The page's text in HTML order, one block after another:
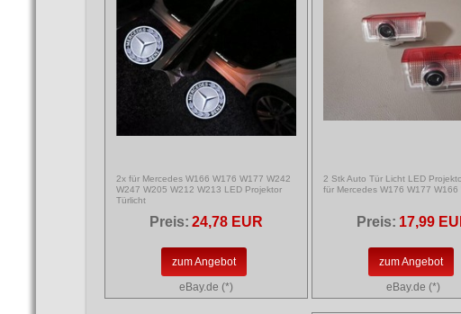
2x für Mercedes W166 W176 W177 W242
W247 W205 W212 W213 LED Projektor
Türlicht
Preis: 24,78 EUR
zum Angebot
eBay.de (*)
2 Stk Auto Tür Licht LED
für Mercedes W176 W177 W166
Preis: 17,99
zum Angebot
eBay.de (*)